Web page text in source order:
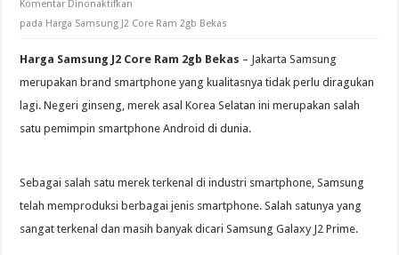
Komentar Dinonaktifkan
pada Harga Samsung J2 Core Ram 2gb Bekas
Harga Samsung J2 Core Ram 2gb Bekas – Jakarta Samsung
merupakan brand smartphone yang kualitasnya tidak perlu diragukan
lagi. Negeri ginseng, merek asal Korea Selatan ini merupakan salah
satu pemimpin smartphone Android di dunia.
Sebagai salah satu merek terkenal di industri smartphone, Samsung
telah memproduksi berbagai jenis smartphone. Salah satunya yang
sangat terkenal dan masih banyak dicari Samsung Galaxy J2 Prime.